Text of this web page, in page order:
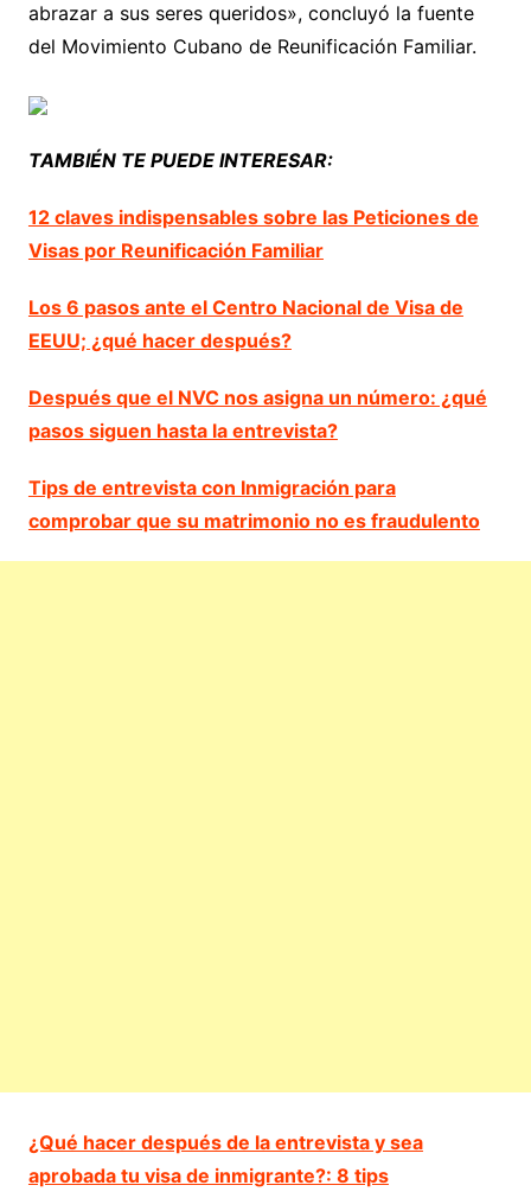
abrazar a sus seres queridos», concluyó la fuente
del Movimiento Cubano de Reunificación Familiar.
TAMBIÉN TE PUEDE INTERESAR:
12 claves indispensables sobre las Peticiones de
Visas por Reunificación Familiar
Los 6 pasos ante el Centro Nacional de Visa de
EEUU; ¿qué hacer después?
Después que el NVC nos asigna un número: ¿qué
pasos siguen hasta la entrevista?
Tips de entrevista con Inmigración para
comprobar que su matrimonio no es fraudulento
¿Qué hacer después de la entrevista y sea
aprobada tu visa de inmigrante?: 8 tips